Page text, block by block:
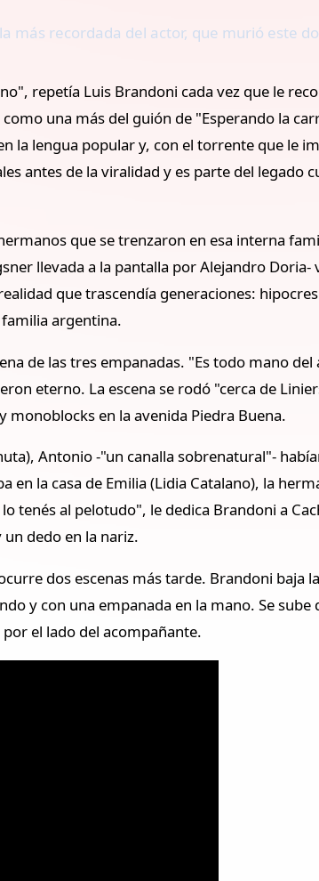
más recordada del actor, que murió este
repetía Luis Brandoni cada vez que le
una más del guión de "Esperando la
la lengua popular y, con el torrente que le
antes de la viralidad y es parte del
que se trenzaron en esa interna
llevada a la pantalla por Alejandro
que trascendía generaciones:
argentina.
de las tres empanadas. "Es todo mano
eterno. La escena se rodó "cerca de
monoblocks en la avenida Piedra Buena.
Antonio -"un canalla sobrenatural"-
en la casa de Emilia (Lidia Catalano), la
tenés al pelotudo", le dedica Brandoni a
dedo en la nariz.
dos escenas más tarde. Brandoni
y con una empanada en la mano. Se
el lado del acompañante.